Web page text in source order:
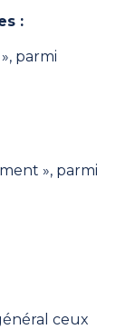
:
parmi
», parmi
ceux